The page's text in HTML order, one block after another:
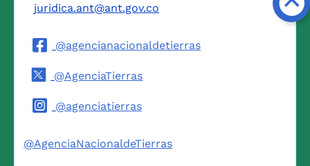
juridica.ant@ant.gov.co
@agencianacionaldetierras
@AgenciaTierras
@agenciatierras
@AgenciaNacionaldeTierras